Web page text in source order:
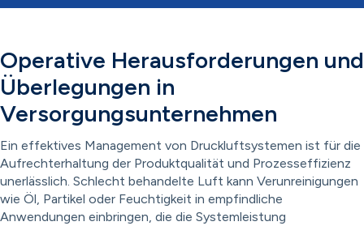
Operative Herausforderungen und
Überlegungen in
Versorgungsunternehmen
Ein effektives Management von Druckluftsystemen ist für die
Aufrechterhaltung der Produktqualität und Prozesseffizienz
unerlässlich. Schlecht behandelte Luft kann Verunreinigungen
wie Öl, Partikel oder Feuchtigkeit in empfindliche
Anwendungen einbringen, die die Systemleistung